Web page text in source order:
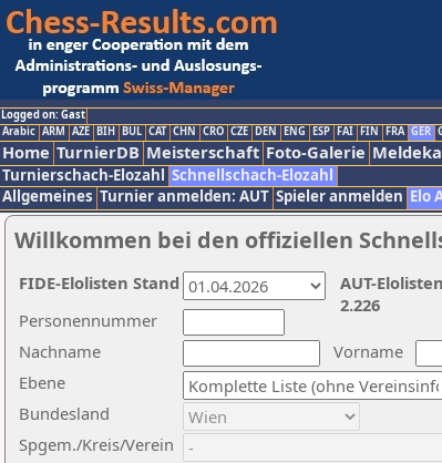
Logged on: Gast
Arabic ARM AZE BIH BUL CAT CHN CRO CZE DEN ENG ESP FAI FIN FRA GER
Home TurnierDB Meisterschaft Foto-Galerie
Turnierschach-Elozahl Schnellschach-Elozahl
Allgemeines Turnier anmelden: AUT Spieler anmelden Elo
Willkommen bei den offiziellen
Nachname
Vorname
Ebene
Personennummer
Bundesland
Spgem./Kreis/Verein
AUT-
2.226
FIDE-Elolisten Stand